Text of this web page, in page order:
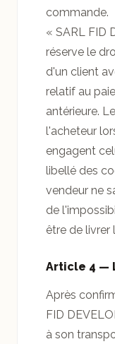
commande.
« SARL FID
réserve le
d'un client
relatif au
antérieure.
l'acheteur
engagent
libellé des
vendeur ne
de
être de livrer
Article 4 —
Après
FID
à son